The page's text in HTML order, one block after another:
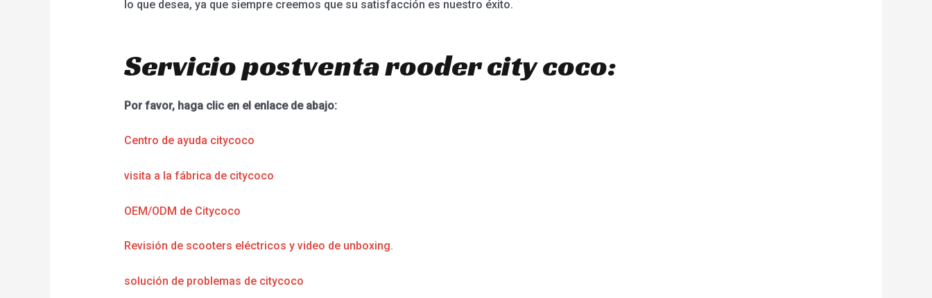
lo que desea, ya que siempre creemos que su satisfacción es nuestro éxito.
Servicio postventa rooder city coco:
Por favor, haga clic en el enlace de abajo:
Centro de ayuda citycoco
visita a la fábrica de citycoco
OEM/ODM de Citycoco
Revisión de scooters eléctricos y video de unboxing.
solución de problemas de citycoco